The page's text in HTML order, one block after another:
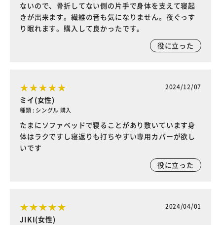
ないので、骨折してない側の片手で身体を支えて寝起
きが出来ます。繊維の音も気になりません。夜ぐっす
り眠れます。購入して良かったです。
役に立った
2024/12/07
ミイ(女性)
種類 : シングル 購入
たまにソファベッドで寝ることがあり敷いています身
体はラクですし寝返りも打ちやすい専用カバーが欲し
いです
役に立った
2024/04/01
JIKI(女性)